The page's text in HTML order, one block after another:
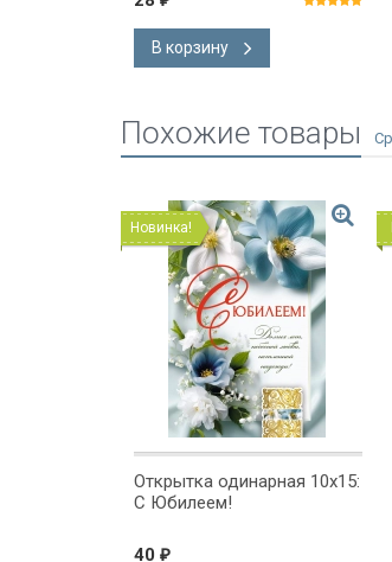
В корзину
Похожие товары
Новинка!
Открытка одинарная 10x15:
С Юбилеем!
40 ₽